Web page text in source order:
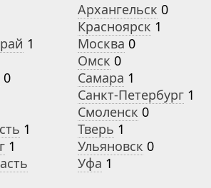
1
0
1
1
Архангельск 0
Красноярск 1
Москва 0
Омск 0
Самара 1
Санкт-Петербург 1
Смоленск 0
Тверь 1
Ульяновск 0
Уфа 1